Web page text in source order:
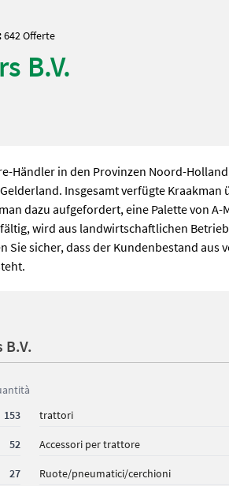
642 Offerte
B.V.
Händler in den Provinzen Noord-
Insgesamt verfügte
dazu aufgefordert, eine Palette von
wird aus landwirtschaftlichen
sicher, dass der Kundenbestand aus
B.V.
153 trattori
52 Accessori per trattore
27 Ruote/pneumatici/cerchioni